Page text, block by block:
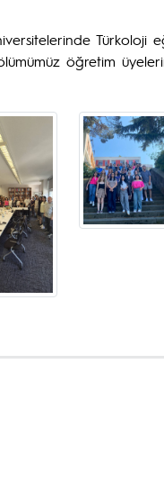
Türkoloji
öğretim